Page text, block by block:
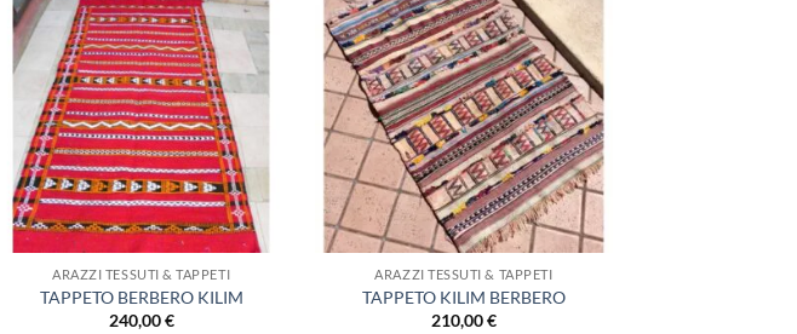
Aggiungi
alla lista
dei
desideri
ARAZZI TESSUTI & TAPPETI
TAPPETO BERBERO KILIM
240,00€
Aggiungi
alla lista
dei
desideri
ARAZZI TESSUTI & TAPPETI
TAPPETO KILIM BERBERO
210,00€